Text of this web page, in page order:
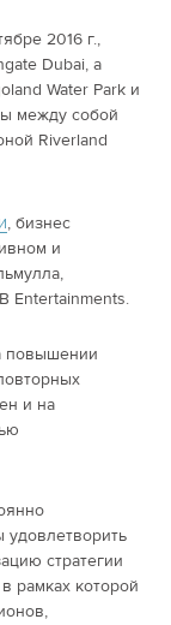
2016 г.,
Dubai, а
Water Park и
между собой
Riverland
, бизнес
и
Entertainments.
повышении
и на
удовлетворить
стратегии
рамках которой